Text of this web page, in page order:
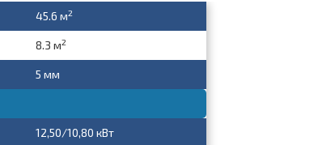
45.6 м2
8.3 м2
5 мм
12,50/10,80 кВт